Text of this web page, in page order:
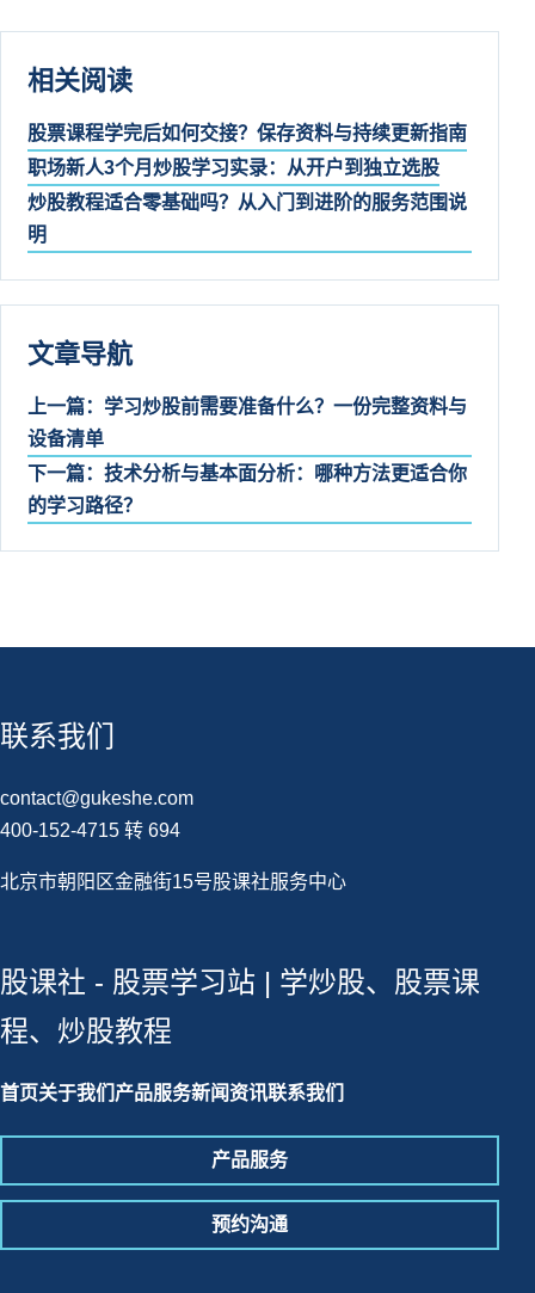
相关阅读
股票课程学完后如何交接？保存资料与持续更新指南
职场新人3个月炒股学习实录：从开户到独立选股
炒股教程适合零基础吗？从入门到进阶的服务范围说
明
文章导航
上一篇：学习炒股前需要准备什么？一份完整资料与
设备清单
下一篇：技术分析与基本面分析：哪种方法更适合你
的学习路径？
联系我们
contact@gukeshe.com
400-152-4715 转 694
北京市朝阳区金融街15号股课社服务中心
股课社 - 股票学习站 | 学炒股、股票课
程、炒股教程
首页关于我们 产品服务新闻资讯联系我们
产品服务
预约沟通